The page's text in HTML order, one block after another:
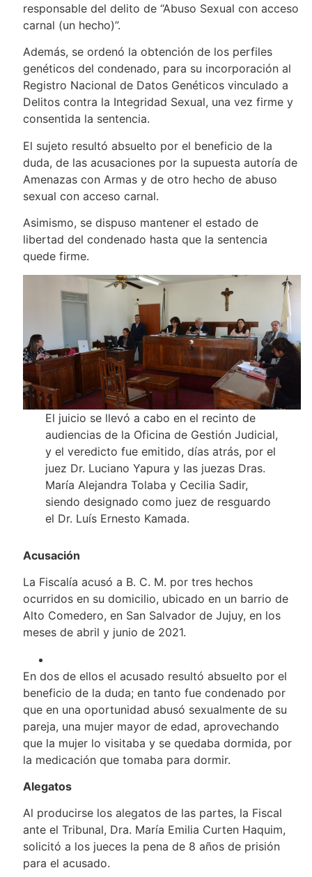
responsable del delito de “Abuso Sexual con acceso
carnal (un hecho)”.
Además, se ordenó la obtención de los perfiles
genéticos del condenado, para su incorporación al
Registro Nacional de Datos Genéticos vinculado a
Delitos contra la Integridad Sexual, una vez firme y
consentida la sentencia.
El sujeto resultó absuelto por el beneficio de la
duda, de las acusaciones por la supuesta autoría de
Amenazas con Armas y de otro hecho de abuso
sexual con acceso carnal.
Asimismo, se dispuso mantener el estado de
libertad del condenado hasta que la sentencia
quede firme.
El juicio se llevó a cabo en el recinto de
audiencias de la Oficina de Gestión Judicial,
y el veredicto fue emitido, días atrás, por el
juez Dr. Luciano Yapura y las juezas Dras.
María Alejandra Tolaba y Cecilia Sadir,
siendo designado como juez de resguardo
el Dr. Luís Ernesto Kamada.
Acusación
La Fiscalía acusó a B. C. M. por tres hechos
ocurridos en su domicilio, ubicado en un barrio de
Alto Comedero, en San Salvador de Jujuy, en los
meses de abril y junio de 2021.
En dos de ellos el acusado resultó absuelto por el
beneficio de la duda; en tanto fue condenado por
que en una oportunidad abusó sexualmente de su
pareja, una mujer mayor de edad, aprovechando
que la mujer lo visitaba y se quedaba dormida, por
la medicación que tomaba para dormir.
Alegatos
Al producirse los alegatos de las partes, la Fiscal
ante el Tribunal, Dra. María Emilia Curten Haquim,
solicitó a los jueces la pena de 8 años de prisión
para el acusado.